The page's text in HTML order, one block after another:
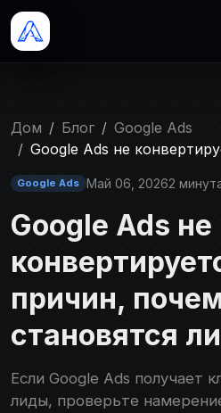
Дом Блог
Google Ads
Google Ads не
Google Ads Май 06, 20262
Google Ads не
причин,
становятся
Если Google Ads получает
лиды, проверьте